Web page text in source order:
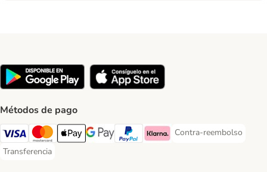
Métodos de pago
Visa Payment Method
Mastercard Payment Method
Apple Pay Payment Method
Google Pay Payment Method
PayPal Payment Method
Klarna Payment Method
Contra-reembolso
Contra-reembolso
Transferencia
Transferencia Payment Method